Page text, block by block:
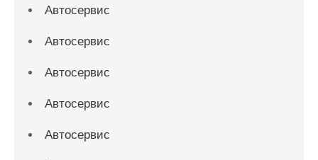
Автосервис
Автосервис
Автосервис
Автосервис
Автосервис